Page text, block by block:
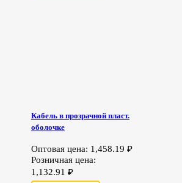
Кабель в прозрачной пласт.
оболочке
Оптовая цена: 1,458.19 ₽
Розничная цена:
1,132.91 ₽